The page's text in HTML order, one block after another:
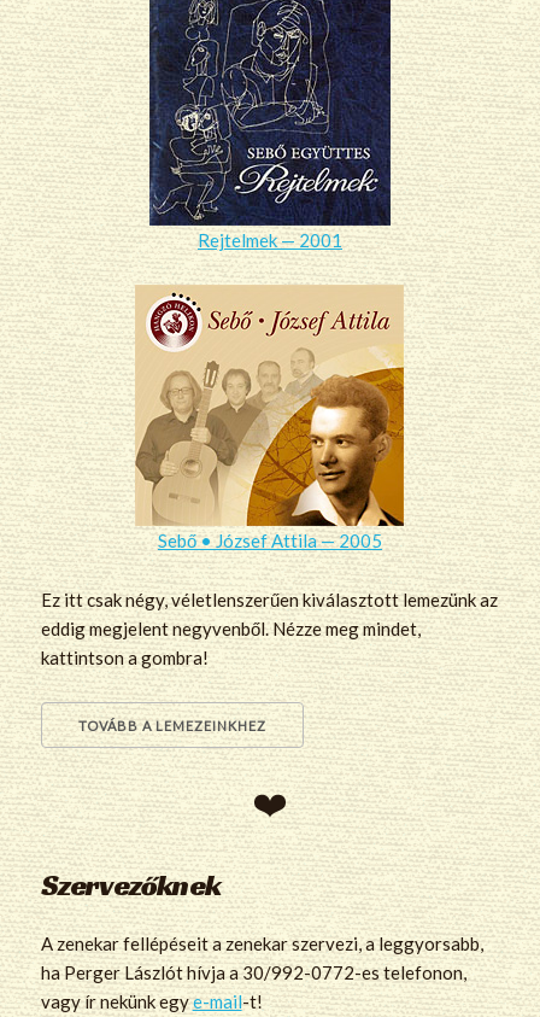
Rejtelmek — 2001
Sebő • József Attila — 2005
Ez itt csak négy, véletlenszerűen kiválasztott lemezünk az
eddig megjelent negyvenből. Nézze meg mindet,
kattintson a gombra!
TOVÁBB A LEMEZEINKHEZ
Szervezőknek
A zenekar fellépéseit a zenekar szervezi, a leggyorsabb,
ha Perger Lászlót hívja a 30/992-0772-es telefonon,
vagy ír nekünk egye-mail-t!